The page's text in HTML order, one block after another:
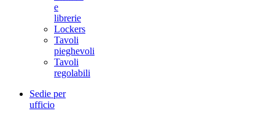
e
librerie
Lockers
Tavoli
pieghevoli
Tavoli
regolabili
Sedie per
ufficio